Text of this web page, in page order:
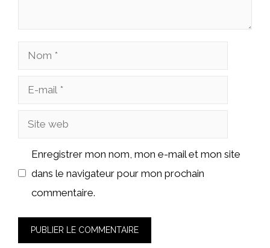
Nom
Site
Enregistrer mon nom, mon e-mail et mon site
dans le navigateur pour mon prochain
commentaire.